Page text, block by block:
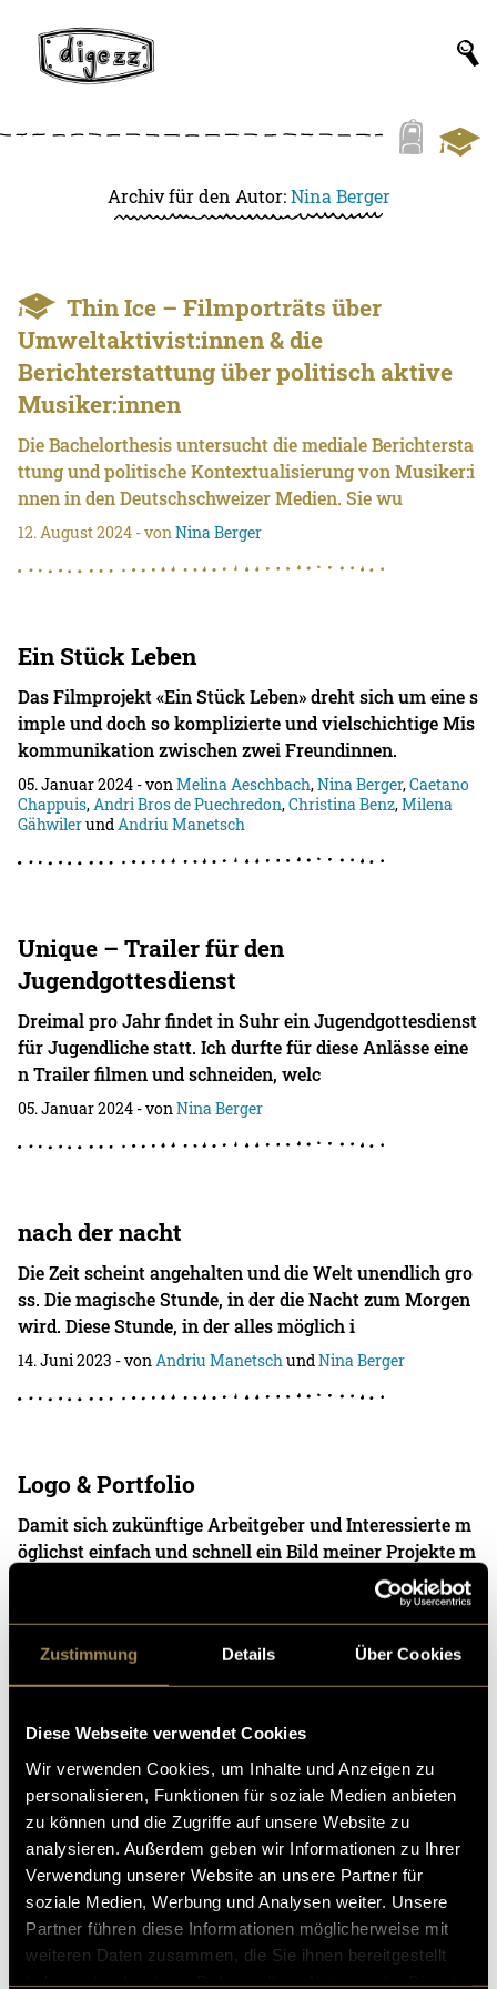
Zustimmung Details Über Cookies
Diese Webseite verwendet Cookies
Wir verwenden Cookies, um Inhalte und Anzeigen zu
personalisieren, Funktionen für soziale Medien anbieten
zu können und die Zugriffe auf unsere Website zu
analysieren. Außerdem geben wir Informationen zu Ihrer
Verwendung unserer Website an unsere Partner für
soziale Medien, Werbung und Analysen weiter. Unsere
Partner führen diese Informationen möglicherweise mit
weiteren Daten zusammen, die Sie ihnen bereitgestellt
Archiv für den Autor:Nina Berger
Thin Ice – Filmporträts über
Umweltaktivist:innen & die
Berichterstattung über politisch aktive
Musiker:innen
Die Bachelorthesis untersucht die mediale Berichtersta
ttung und politische Kontextualisierung von Musiker:i
nnen in den Deutschschweizer Medien. Sie wu
12. August 2024 - vonNina Berger
Ein Stück Leben
Das Filmprojekt «Ein Stück Leben» dreht sich um eine s
imple und doch so komplizierte und vielschichtige Mis
kommunikation zwischen zwei Freundinnen.
05. Januar 2024 - vonMelina Aeschbach,Nina Berger,Caetano
Chappuis,Andri Bros de Puechredon,Christina Benz,Milena
GähwilerundAndriu Manetsch
Unique – Trailer für den
Jugendgottesdienst
Dreimal pro Jahr findet in Suhr ein Jugendgottesdienst
für Jugendliche statt. Ich durfte für diese Anlässe eine
n Trailer filmen und schneiden, welc
05. Januar 2024 - vonNina Berger
nach der nacht
Die Zeit scheint angehalten und die Welt unendlich gro
ss. Die magische Stunde, in der die Nacht zum Morgen
wird. Diese Stunde, in der alles möglich i
14. Juni 2023 - vonAndriu ManetschundNina Berger
Logo & Portfolio
Damit sich zukünftige Arbeitgeber und Interessierte m
öglichst einfach und schnell ein Bild meiner Projekte m
Backyard Hero – Je sais pas (Official
Video)
Die vierköpfige Oltner Band möchte für den Release ihr
es neuen Songs «Je sais pas» ein passendes Musikvide
o drehen. Backyard Hero besteht aus Flo
05. Januar 2023- vonNina Berger, Andriu Manetsch und
Dominik Bolsinger